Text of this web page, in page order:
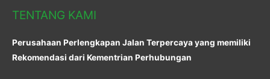
TENTANG KAMI
Perusahaan Perlengkapan Jalan Terpercaya yang memiliki
Rekomendasi dari Kementrian Perhubungan